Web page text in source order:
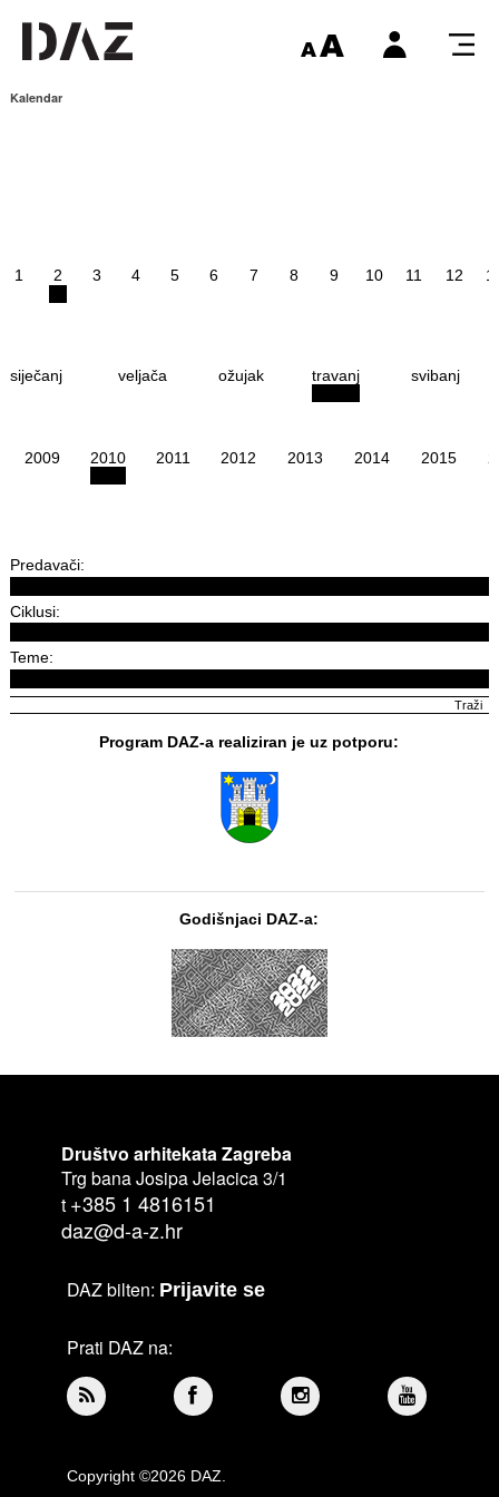
Kalendar
1 2 3 4 5 6 7 8 9 10 11 12
siječanj veljača ožujak travanj svibanj
2009 2010 2011 2012 2013 2014 2015
Predavači:
Ciklusi:
Teme:
Program DAZ-a realiziran je uz potporu:
Godišnjaci DAZ-a:
Društvo arhitekata Zagreba
Trg bana Josipa Jelacica 3/1
t +385 1 4816151
daz@d-a-z.hr
DAZ bilten: Prijavite se
Prati DAZ na:
Copyright ©2026 DAZ.